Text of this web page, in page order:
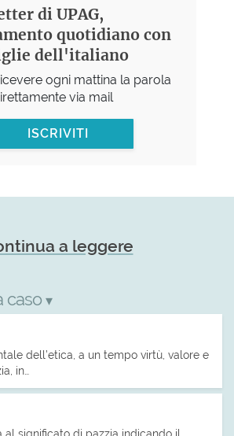
di UPAG,
quotidiano con
dell'italiano
ogni mattina la parola
via mail
ISCRIVITI
a leggere
caso ▾
dell’etica, a un tempo virtù, valore e
in…